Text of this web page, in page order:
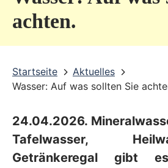
achten.
Startseite
Aktuelles
Wasser: Auf was sollten Sie
24.04.2026.
Tafelwasser,
Getränkeregal gibt